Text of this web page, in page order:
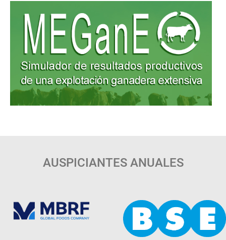
AUSPICIANTES ANUALES